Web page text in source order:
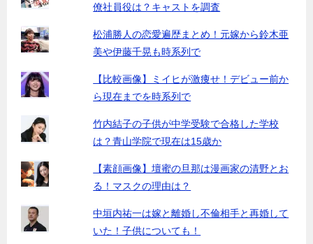
僚社員役は？キャストを調査
松浦勝人の恋愛遍歴まとめ！元嫁から鈴木亜
美や伊藤千晃も時系列で
【比較画像】ミイヒが激痩せ！デビュー前か
ら現在までを時系列で
竹内結子の子供が中学受験で合格した学校
は？青山学院で現在は15歳か
【素顔画像】壇蜜の旦那は漫画家の清野とお
る！マスクの理由は？
中垣内祐一は嫁と離婚し不倫相手と再婚して
いた！子供についても！